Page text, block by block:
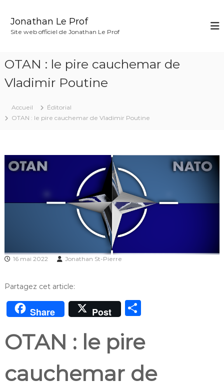
Jonathan Le Prof
Site web officiel de Jonathan Le Prof
OTAN : le pire cauchemar de
Vladimir Poutine
Accueil
Éditorial
OTAN : le pire cauchemar de Vladimir Poutine
16 mai 2022 Jonathan St-Pierre
Partagez cet article:
Share Post
P
ta
g
er
OTAN : le pire
cauchemar de